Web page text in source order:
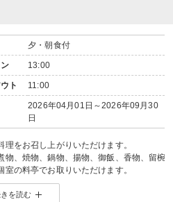
夕・朝食付
13:00
ト 11:00
2026年04月01日～2026年09月30
日
をお召し上がりいただけます。
物、焼物、鍋物、揚物、御飯、香物、留椀
の料亭でお取りいただけます。
ます。
ません。鯉の旨煮がご希望の方は、信州会
を読む